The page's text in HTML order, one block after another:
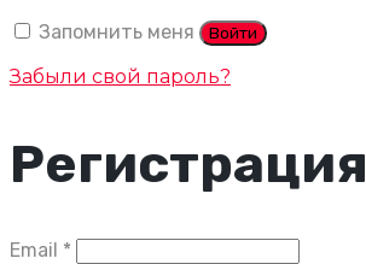
Запомнить меня Войти
Забыли свой пароль?
Регистрация
Email *